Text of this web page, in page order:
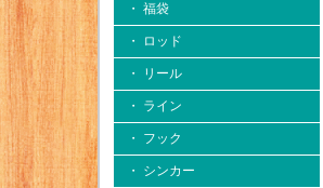
・ 福袋
・ ロッド
・ リール
・ ライン
・ フック
・ シンカー